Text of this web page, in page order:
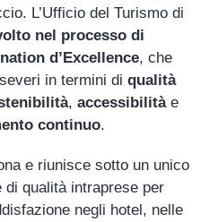
L’Ufficio del Turismo di
nel processo di
d’Excellence, che
in termini di qualità
, accessibilità e
continuo.
e riunisce sotto un unico
qualità intraprese per
negli hotel, nelle